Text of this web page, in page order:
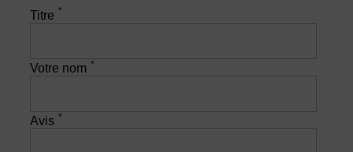
Titre *
Votre nom *
Avis *